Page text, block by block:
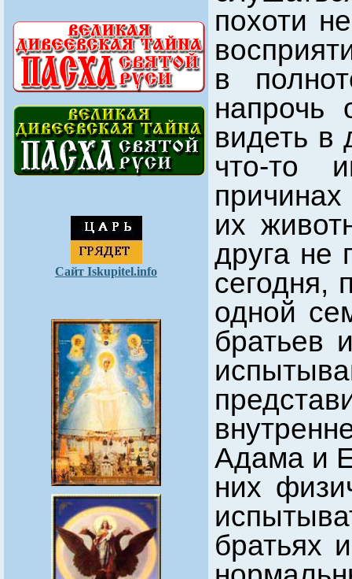
Сайт Iskupitel.info
похоти
в
напрочь
видеть в
что-то
их
друга не
сегодня,
одной
братьев
Адама и
них
братьях